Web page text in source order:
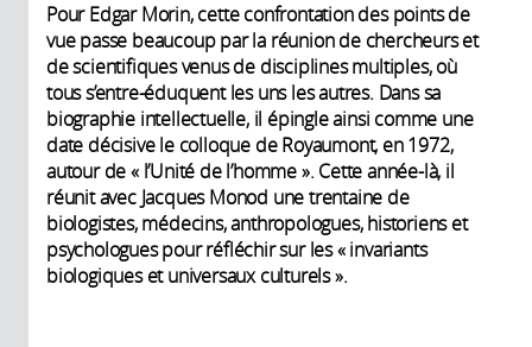
Pour Edgar Morin, cette confrontation des points de
vue passe beaucoup par la réunion de chercheurs et
de scientifiques venus de disciplines multiples, où
tous s’entre-éduquent les uns les autres. Dans sa
biographie intellectuelle, il épingle ainsi comme une
date décisive le colloque de Royaumont, en 1972,
autour de « l’Unité de l’homme ». Cette année-là, il
réunit avec Jacques Monod une trentaine de
biologistes, médecins, anthropologues, historiens et
psychologues pour réfléchir sur les « invariants
biologiques et universaux culturels ».